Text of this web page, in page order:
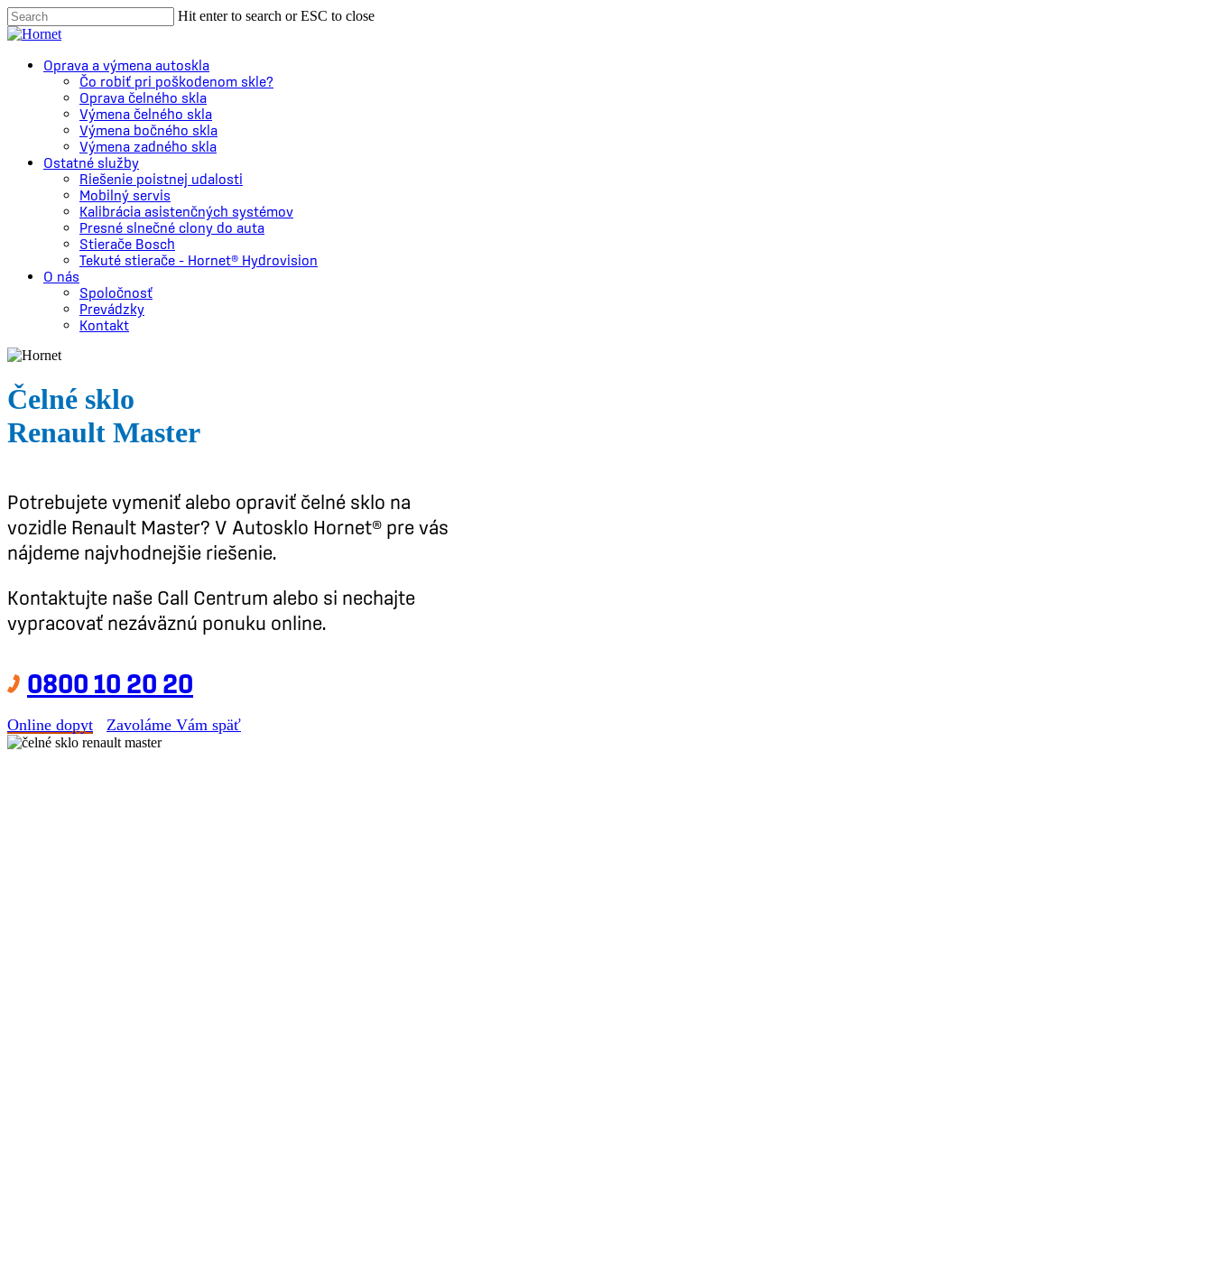
Skip
to
content
Hit enter to search or ESC to close
Close
Menu
Oprava a výmena autoskla
Čo robiť pri poškodenom skle?
Oprava čelného skla
Výmena čelného skla
Výmena bočného skla
Výmena zadného skla
Ostatné služby
Riešenie poistnej udalosti
Mobilný servis
Kalibrácia asistenčných systémov
Presné slnečné clony do auta
Stierače Bosch
Tekuté stierače – Hornet® Hydrovision
O nás
Spoločnosť
Prevádzky
Kontakt
Čelné sklo
Renault Master
Potrebujete vymeniť alebo opraviť čelné sklo na
vozidle Renault Master? V Autosklo Hornet® pre vás
nájdeme najvhodnejšie riešenie.
Kontaktujte naše Call Centrum alebo si nechajte
vypracovať nezáväznú ponuku online.
0800 10 20 20
Online dopyt Zavoláme Vám späť